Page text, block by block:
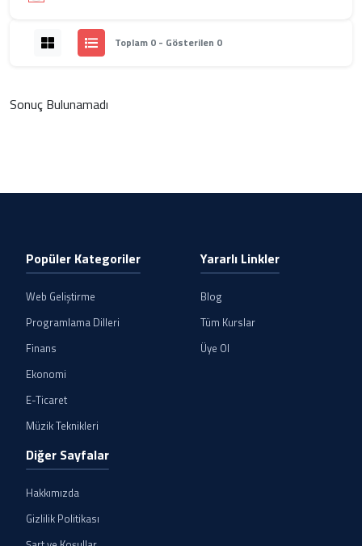
Toplam 0 - Gösterilen 0
Sonuç Bulunamadı
Popüler Kategoriler
Web Geliştirme
Programlama Dilleri
Finans
Ekonomi
E-Ticaret
Müzik Teknikleri
Yararlı Linkler
Blog
Tüm Kurslar
Üye Ol
Diğer Sayfalar
Hakkımızda
Gizlilik Politikası